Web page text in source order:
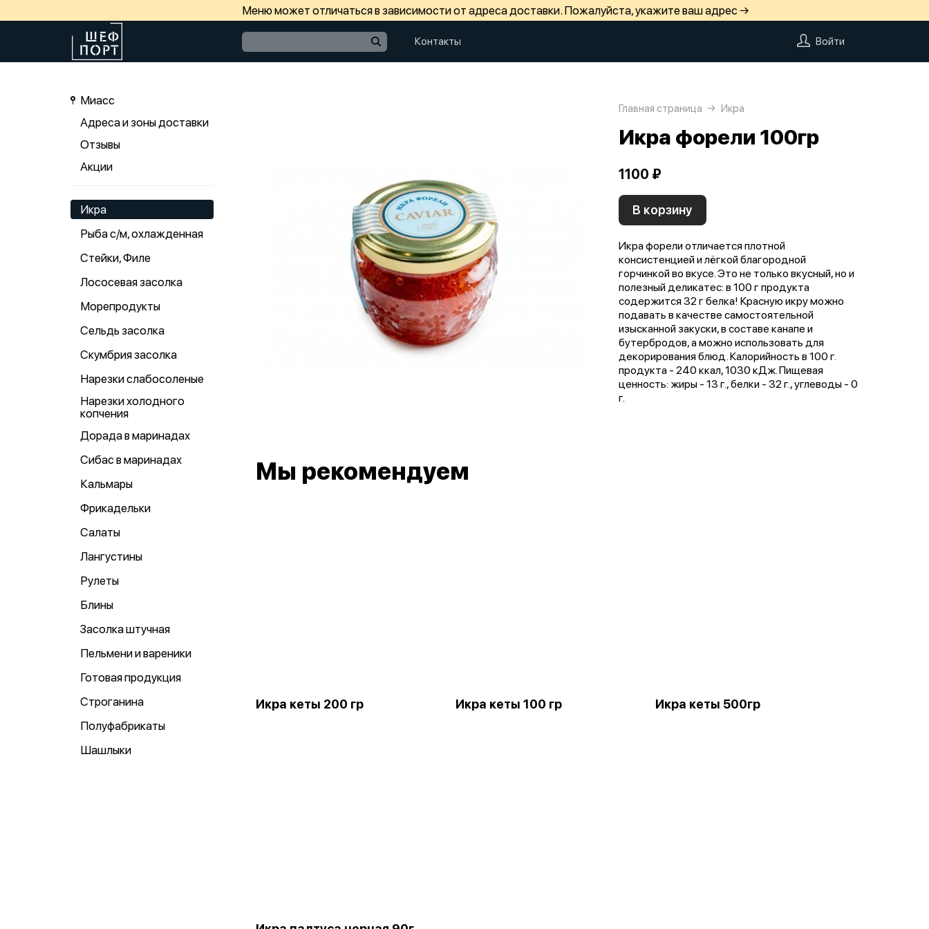
Меню может отличаться в зависимости от адреса доставки. Пожалуйста, укажите ваш адрес →
Контакты Войти
Миасс
Адреса и зоны доставки
Отзывы
Акции
Икра
Рыба с/м, охлажденная
Стейки, Филе
Лососевая засолка
Морепродукты
Сельдь засолка
Скумбрия засолка
Нарезки слабосоленые
Нарезки холодного
копчения
Дорада в маринадах
Сибас в маринадах
Кальмары
Фрикадельки
Салаты
Лангустины
Рулеты
Блины
Засолка штучная
Пельмени и вареники
Готовая продукция
Строганина
Полуфабрикаты
Шашлыки
Главная страница Икра
Икра форели 100гр
1100 ₽
В корзину
Икра форели отличается плотной
консистенцией и лёгкой благородной
горчинкой во вкусе. Это не только вкусный, но и
полезный деликатес: в 100 г продукта
содержится 32 г белка! Красную икру можно
подавать в качестве самостоятельной
изысканной закуски, в составе канапе и
бутербродов, а можно использовать для
декорирования блюд. Калорийность в 100 г.
продукта - 240 ккал, 1030 кДж. Пищевая
ценность: жиры - 13 г., белки - 32 г., углеводы - 0
г.
Мы рекомендуем
Икра кеты 200 гр Икра кеты 100 гр Икра кеты 500гр